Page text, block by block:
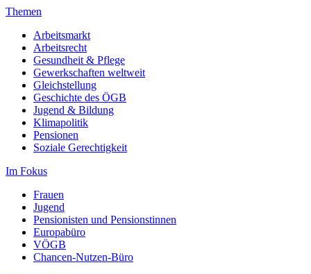
Themen
Arbeitsmarkt
Arbeitsrecht
Gesundheit & Pflege
Gewerkschaften weltweit
Gleichstellung
Geschichte des ÖGB
Jugend & Bildung
Klimapolitik
Pensionen
Soziale Gerechtigkeit
Im Fokus
Frauen
Jugend
Pensionisten und Pensionstinnen
Europabüro
VÖGB
Chancen-Nutzen-Büro